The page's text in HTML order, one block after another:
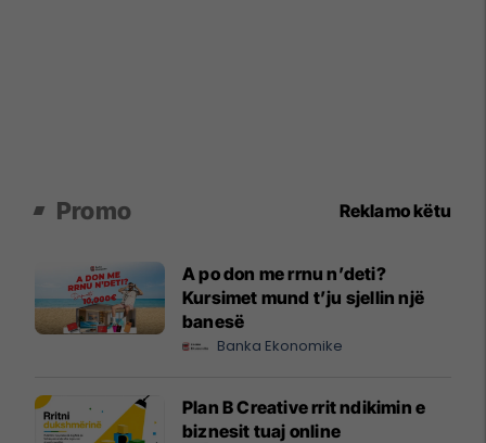
Promo Reklamo këtu
A po don me rrnu n’deti?
Kursimet mund t’ju sjellin një
banesë
Banka Ekonomike
Plan B Creative rrit ndikimin e
biznesit tuaj online